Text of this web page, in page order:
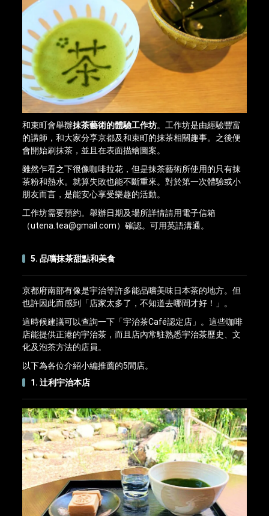
和束町會舉辦抹茶藝術的體驗工作坊。工作坊是由經驗豐富
的講師，和大家分享京都及和束町的抹茶相關趣事。之後便
會開始刷抹茶，並且在表面描繪圖案。
雖然乍看之下很像咖啡拉花，但是抹茶藝術所使用的只有抹
茶粉和熱水。就算失敗也能不斷重來。對於第一次體驗或小
朋友而言，是能安心享受樂趣的活動。
工作坊需要預約。舉辦日期及場所詳情請用電子信箱
（utena.tea@gmail.com）確認。可用英語溝通。
5. 品嚐抹茶甜點和美食
京都府南部有像是宇治等許多能品嚐美味日本茶的地方。但
也許因此而感到「店家太多了，不知道去哪間才好！」。
這時候建議可以查詢一下「宇治茶Café認定店」。這些咖啡
店能提供正港的宇治茶，而且店內常駐熟悉宇治茶歷史、文
化及泡茶方法的店員。
以下為各位介紹小編推薦的5間店。
1. 辻󠄀利宇治本店